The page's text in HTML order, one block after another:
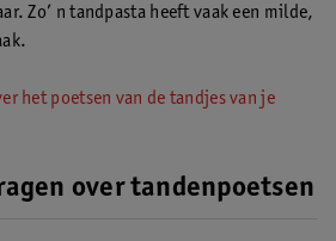
Zo’ n tandpasta heeft vaak een milde,
het poetsen van de tandjes van je
over tandenpoetsen